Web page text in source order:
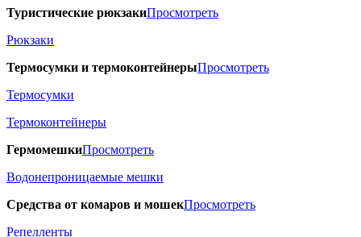
Туристические рюкзакиПросмотреть
Рюкзаки
Термосумки и термоконтейнерыПросмотреть
Термосумки
Термоконтейнеры
ГермомешкиПросмотреть
Водонепроницаемые мешки
Средства от комаров и мошекПросмотреть
Репелленты